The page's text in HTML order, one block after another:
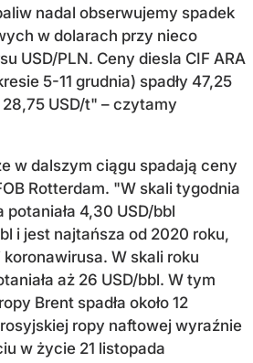
nadal obserwujemy spadek
w dolarach przy nieco
USD/PLN. Ceny diesla CIF ARA
5-11 grudnia) spadły 47,25
USD/t" – czytamy
w dalszym ciągu spadają ceny
Rotterdam. "W skali tygodnia
4,30 USD/bbl
i jest najtańsza od 2020 roku,
W skali roku
aż 26 USD/bbl. W tym
Brent spadła około 12
ropy naftowej wyraźnie
w życie 21 listopada